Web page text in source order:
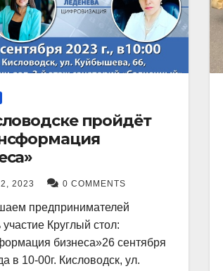
пройдёт
2023 0 COMMENTS
предпринимателей
участие Круглый стол:
бизнеса»26 сентября
в 10-00г. Кисловодск, ул.